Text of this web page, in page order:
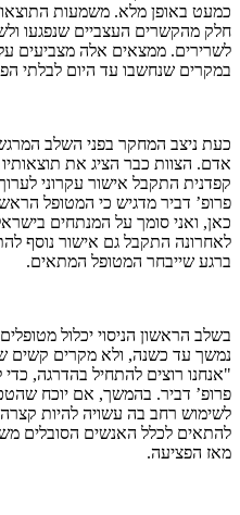
כמעט באופן מלא. משמעות
חלק מהקשרים העצביים שנפגעו
לשרירים. ממצאים אלה מצביעים
במקרים שנחשבו עד היום לבלתי
כעת ניצב המחקר בפני השלב המרגש
אדם. הצוות כבר הציג את
קפדנית התקבל אישור עקרוני
פרופ’ דביר מדגיש כי המטופל
כאן, ואני סומך על המנתחים
לאחרונה התקבל גם אישור נוסף
ברגע שייבחר המטופל המתאים.
בשלב הראשון הניסוי יכלול
נמשך עד כשנה, ולא מקרים קשים
"אנחנו רוצים להתחיל בהדרגה,
פרופ’ דביר. בהמשך, אם יוכח
לשימוש רחב בה עשויה להיות
להתאים לכלל האנשים הסובלים
מאז הפציעה.